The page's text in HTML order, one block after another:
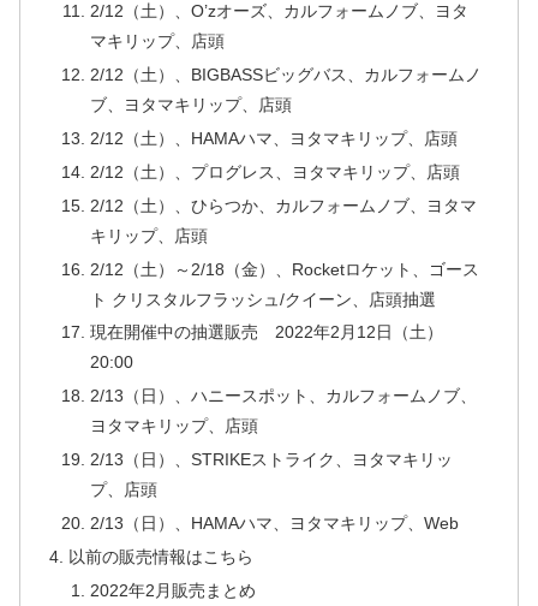
2/12（土）、O’zオーズ、カルフォームノブ、ヨタ
マキリップ、店頭
2/12（土）、BIGBASSビッグバス、カルフォームノ
ブ、ヨタマキリップ、店頭
2/12（土）、HAMAハマ、ヨタマキリップ、店頭
2/12（土）、プログレス、ヨタマキリップ、店頭
2/12（土）、ひらつか、カルフォームノブ、ヨタマ
キリップ、店頭
2/12（土）～2/18（金）、Rocketロケット、ゴース
ト クリスタルフラッシュ/クイーン、店頭抽選
現在開催中の抽選販売 2022年2月12日（土）
20:00
2/13（日）、ハニースポット、カルフォームノブ、
ヨタマキリップ、店頭
2/13（日）、STRIKEストライク、ヨタマキリッ
プ、店頭
2/13（日）、HAMAハマ、ヨタマキリップ、Web
以前の販売情報はこちら
2022年2月販売まとめ